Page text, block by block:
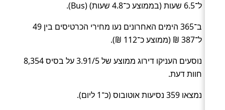
ל־6.5 שעות (בממוצע כ־4.8 שעות) (Bus).
ב־365 הימים האחרונים נעו מחירי הכרטיסים בין 49
ל־387 ₪ (ממוצע כ־112 ₪).
נוסעים העניקו דירוג ממוצע של 3.91/5 על בסיס 8,354
חוות דעת.
נמצאו 359 נסיעות אוטובוס (כ־1 ליום).